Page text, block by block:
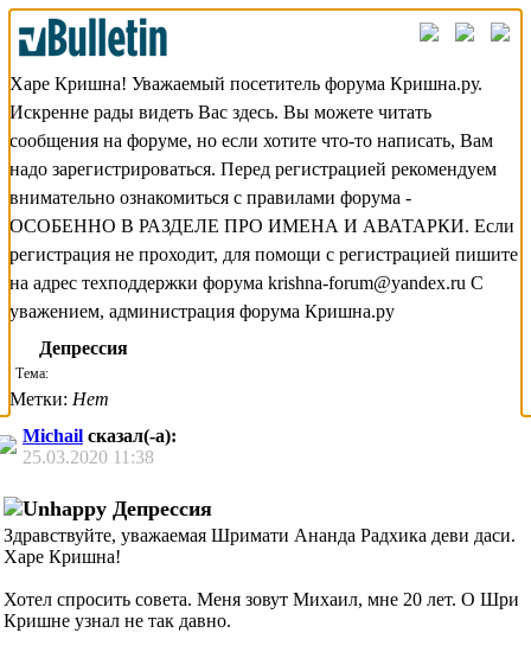
Харе Кришна! Уважаемый посетитель форума Кришна.ру.
Искренне рады видеть Вас здесь. Вы можете читать
сообщения на форуме, но если хотите что-то написать, Вам
надо зарегистрироваться. Перед регистрацией рекомендуем
внимательно ознакомиться с правилами форума -
ОСОБЕННО В РАЗДЕЛЕ ПРО ИМЕНА И АВАТАРКИ. Если
регистрация не проходит, для помощи с регистрацией пишите
на адрес техподдержки форума krishna-forum@yandex.ru С
уважением, администрация форума Кришна.ру
Депрессия
Тема:
Метки: Нет
Michail сказал(-а):
25.03.2020 11:38
Депрессия
Здравствуйте, уважаемая Шримати Ананда Радхика деви даси.
Харе Кришна!
Хотел спросить совета. Меня зовут Михаил, мне 20 лет. О Шри
Кришне узнал не так давно.